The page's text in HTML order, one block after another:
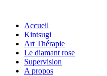
Accueil
Kintsugi
Art Thérapie
Le diamant rose
Supervision
A propos